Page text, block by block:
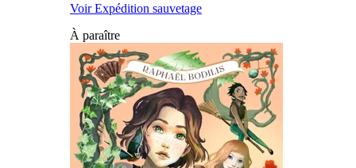
Voir Expédition sauvetage
À paraître